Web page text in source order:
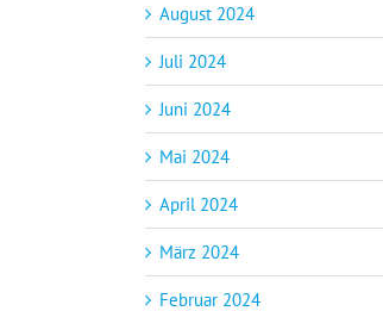
August 2024
Juli 2024
Juni 2024
Mai 2024
April 2024
März 2024
Februar 2024